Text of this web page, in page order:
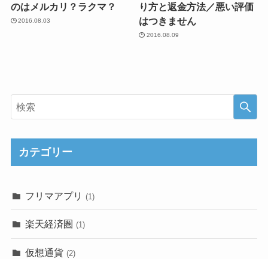
のはメルカリ？ラクマ？
2016.08.03
り方と返金方法／悪い評価
はつきません
2016.08.09
カテゴリー
フリマアプリ (1)
楽天経済圏 (1)
仮想通貨 (2)